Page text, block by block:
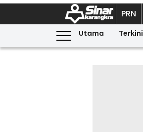
PRN
Utama Terkini